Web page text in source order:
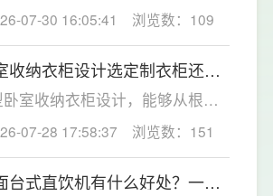
精滤、创新虹吸反冲洗技术及
大核心优势，为家庭用水安全
解决方案。
07-30 16:05:41 浏览数：109
收纳衣柜设计选定制衣柜还是
？要注意什么？
室收纳衣柜设计，能够从根源
收纳难题，提升居家舒适感。
人居空间规划，针对小户型痛
结构，兼顾空间利用、环保品
一，打造实用美观的卧室收纳
07-28 17:58:37 浏览数：151
台式直饮机有什么好处？一文